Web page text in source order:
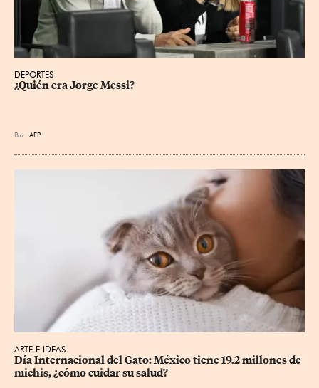
DEPORTES
¿Quién era Jorge Messi?
Por AFP
ARTE E IDEAS
Día Internacional del Gato: México tiene 19.2 millones de
michis, ¿cómo cuidar su salud?